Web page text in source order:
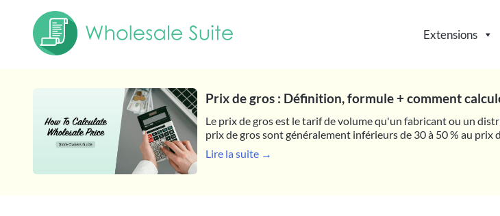
Extensions
Prix de gros : Définition, formule + comment
Le prix de gros est le tarif de volume qu'un fabricant ou un
prix de gros sont généralement inférieurs de 30 à 50 % au
Lire la suite →